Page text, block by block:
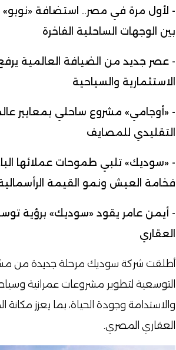
- لأول مرة في مصر.. استضافة «نوبو»
بين الوجهات الساحلية الفاخرة
- عصر جديد من الضيافة العالمية
الاستثمارية والسياحية
- «أوجامي» مشروع ساحلي بمعايير
التقليدي للمصايف
- «سوديك» تلبي طموحات عملائها
فخامة العيش ونمو القيمة
- أيمن عامر يقود «سوديك» برؤية
العقاري
أطلقت شركة سوديك مرحلة جديدة من
التوسعية لتطوير مشروعات عمرانية
والاستدامة وجودة الحياة، بما يعزز مكانة
العقاري المصري.